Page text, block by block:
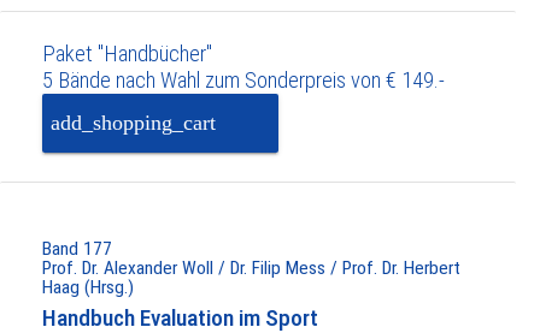
Paket "Handbücher"
5 Bände nach Wahl zum Sonderpreis von € 149.-
add_shopping_cart
Band 177
Prof. Dr. Alexander Woll / Dr. Filip Mess / Prof. Dr. Herbert
Haag (Hrsg.)
Handbuch Evaluation im Sport